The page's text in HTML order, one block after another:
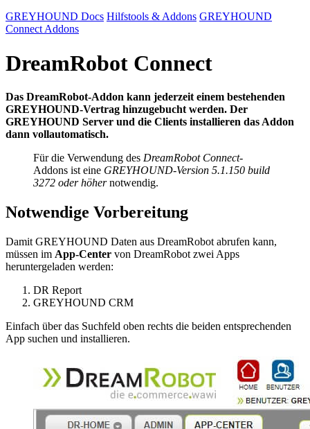
GREYHOUND Docs Hilfstools & Addons GREYHOUND
Connect Addons
DreamRobot Connect
Das DreamRobot-Addon kann jederzeit einem bestehenden
GREYHOUND-Vertrag hinzugebucht werden. Der
GREYHOUND Server und die Clients installieren das Addon
dann vollautomatisch.
Für die Verwendung des DreamRobot Connect-
Addons ist eine GREYHOUND-Version 5.1.150 build
3272 oder höhernotwendig.
Notwendige Vorbereitung
Damit GREYHOUND Daten aus DreamRobot abrufen kann,
müssen im App-Center von DreamRobot zwei Apps
heruntergeladen werden:
DR Report
GREYHOUND CRM
Einfach über das Suchfeld oben rechts die beiden entsprechenden
App suchen und installieren.